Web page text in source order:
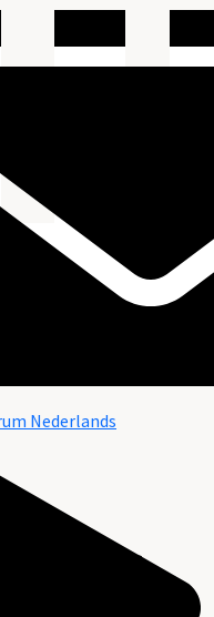
Nederlands